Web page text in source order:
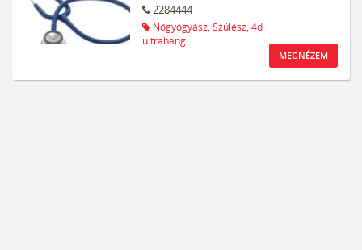
2284444
Nőgyógyász, Szülész, 4d
ultrahang
MEGNÉZEM